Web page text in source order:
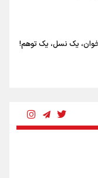
یک نسل، یک توهم!